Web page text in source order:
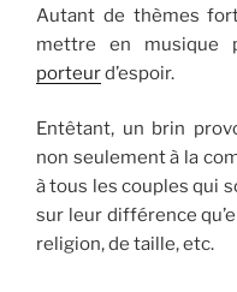
Autant de thèmes
mettre en musique
porteurd’espoir.
Entêtant, un brin
non seulement à la
à tous les couples qui
sur leur différence
religion, de taille, etc.